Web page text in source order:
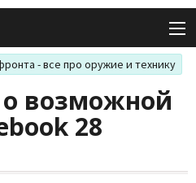
- все про оружие и технику
возможной
28